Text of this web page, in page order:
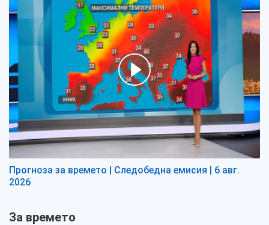
Прогноза за времето | Следобедна емисия | 6 авг.
2026
За времето